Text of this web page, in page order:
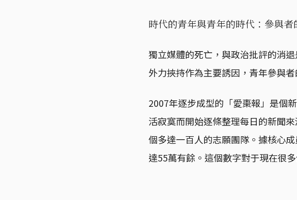
時代的青年與青年的時代：參與者
獨立媒體的死亡，與政治批評的消
外力挾持作為主要誘因，青年參與
2007年逐步成型的「愛棗報」是個
活寂寞而開始逐條整理每日的新聞
個多達一百人的志願團隊。據核心
達55萬有餘。這個數字對于現在很